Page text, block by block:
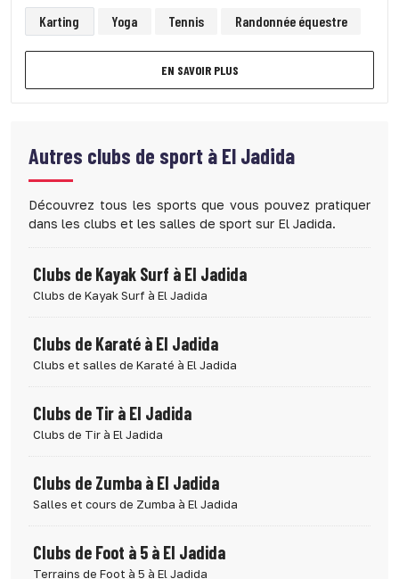
Karting Yoga Tennis Randonnée équestre
EN SAVOIR PLUS
Autres clubs de sport à El Jadida
Découvrez tous les sports que vous pouvez pratiquer
dans les clubs et les salles de sport sur El Jadida.
Clubs de Kayak Surf à El Jadida
Clubs de Kayak Surf à El Jadida
Clubs de Karaté à El Jadida
Clubs et salles de Karaté à El Jadida
Clubs de Tir à El Jadida
Clubs de Tir à El Jadida
Clubs de Zumba à El Jadida
Salles et cours de Zumba à El Jadida
Clubs de Foot à 5 à El Jadida
Terrains de Foot à 5 à El Jadida